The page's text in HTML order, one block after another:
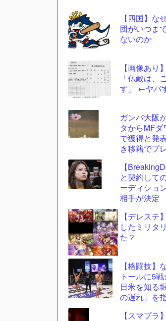
【四国】な
団がいつま
ないのか
【画像あり
「仏敵は、
す」 ←ヤバ
ガンバ大阪
タからMF
で獲得と発
き移籍でプ
【
と契約して
ーディショ
相手が決定
【デレステ
したミリタ
た？
【格闘技】
トールに5
日米を知る
の遅れ」を
【スマブラ
- 固
定リ
ンク
更新
ツー
ル